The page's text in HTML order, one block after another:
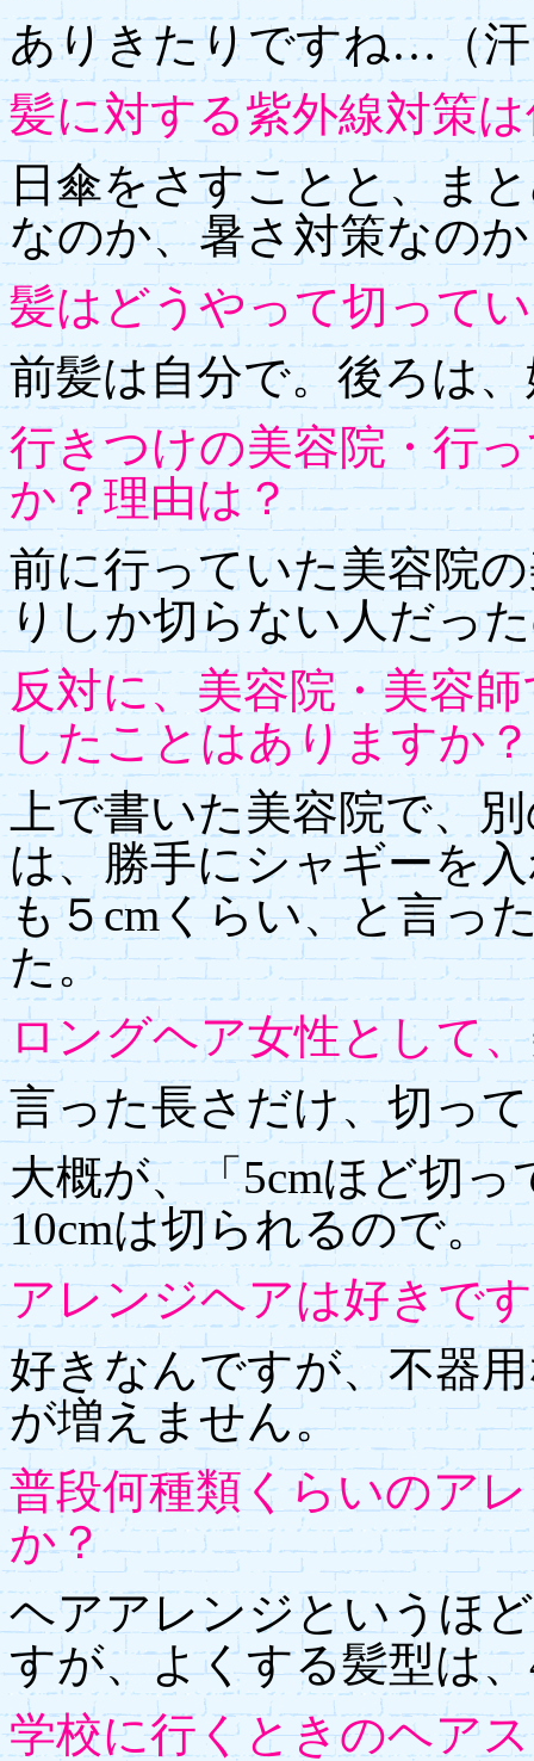
ありきたりですね…（
髪に対する紫外線対策
日傘をさすことと、ま
なのか、暑さ対策なの
髪はどうやって切って
前髪は自分で。後ろは
行きつけの美容院・行
か？理由は？
前に行っていた美容院
りしか切らない人だっ
反対に、美容院・美容
したことはありますか？
上で書いた美容院で、
は、勝手にシャギーを
も５cmくらい、と言っ
た。
ロングヘア女性として
言った長さだけ、切っ
大概が、「5cmほど切
10cmは切られるので。
アレンジヘアは好きで
好きなんですが、不器
が増えません。
普段何種類くらいのア
か？
ヘアアレンジというほ
すが、よくする髪型は
学校に行くときのヘア